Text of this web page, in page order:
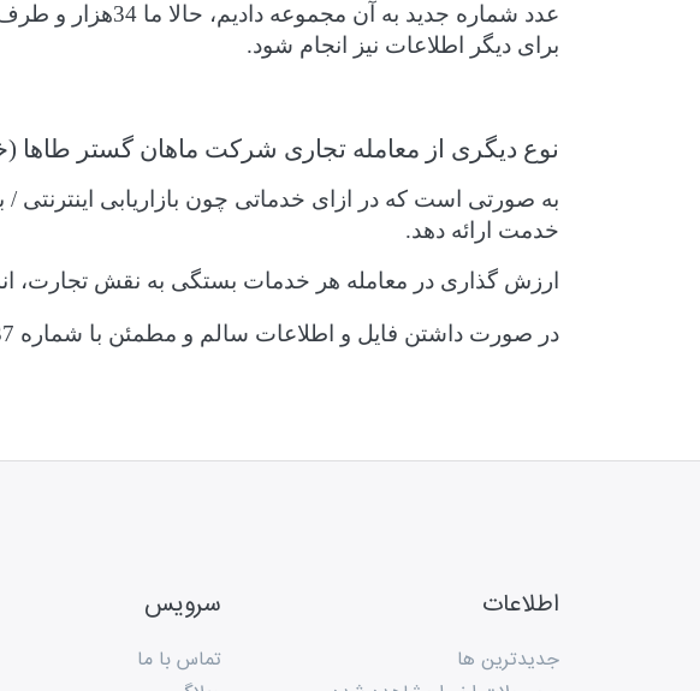
برای دیگر اطلاعات نیز انجام شود.
نوع دیگری از معامله تجاری شرکت ماهان گستر طاها
به صورتی است که در ازای خدماتی چون بازاریابی
خدمت ارائه دهد.
ارزش گذاری در معامله هر خدمات بستگی به نقش تجارت،
در صورت داشتن فایل و اطلاعات سالم و مطمئن با شماره 09212181037
اطلاعات
جدیدترین ها
سرویس
تماس با ما